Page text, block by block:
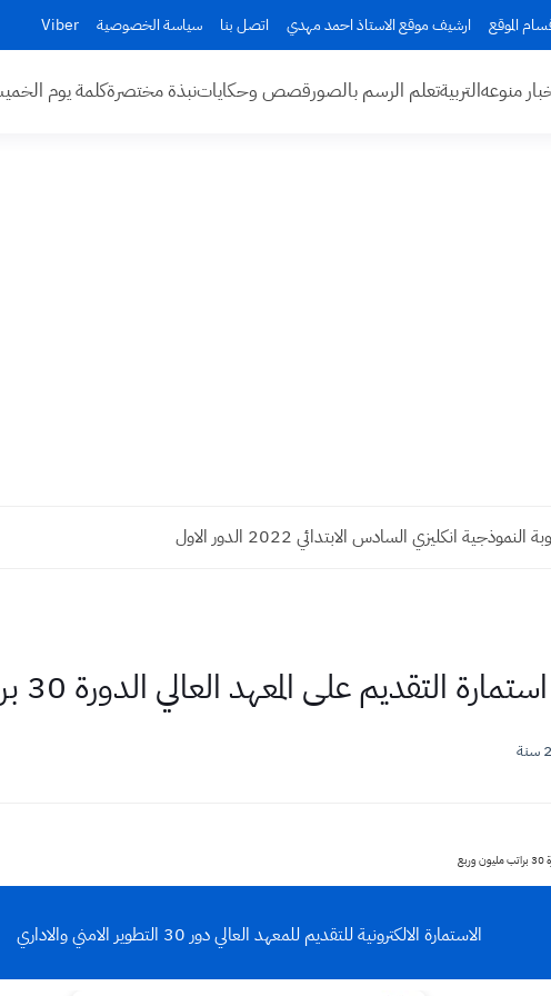
الموقع ارشيف موقع الاستاذ احمد مهدي اتصل بنا سياسة الخصوصية Viber
منوعهالتربيةتعلم الرسم بالصورقصص وحكاياتنبذة مختصرةكلمة يوم
النموذجية انكليزي السادس الابتدائي 2022 الدور الاول
التقديم على المعهد العالي الدورة 30 براتب مليون وربع
الاستمارة الالكترونية للتقديم للمعهد العالي دور 30 التطوير الامني والاداري